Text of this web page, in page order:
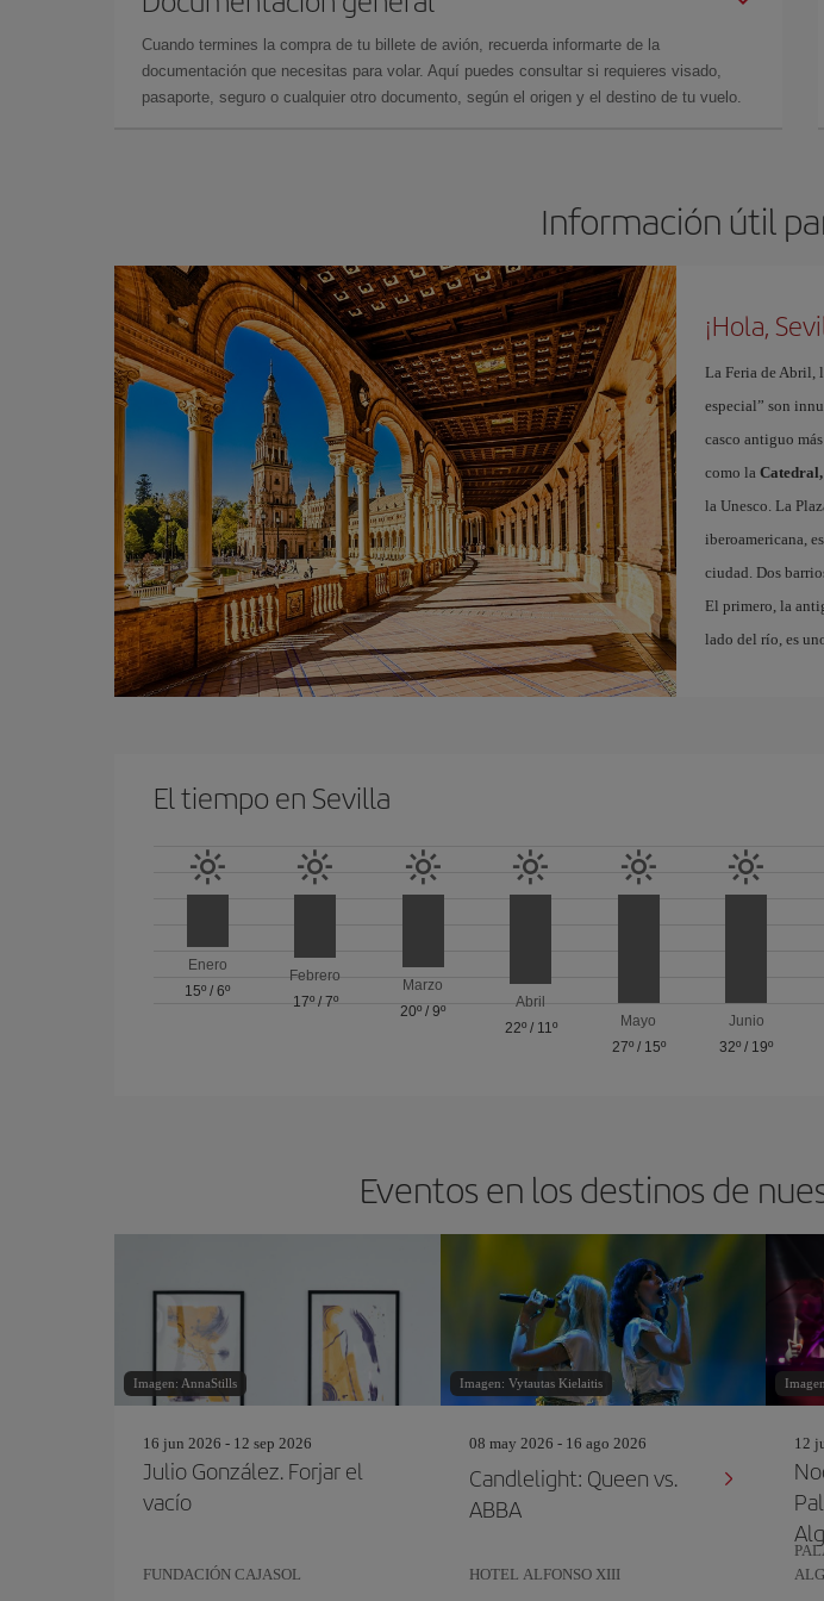
Cuando termines la compra de tu billete de avión, recuerda informarte de la
documentación que necesitas para volar. Aquí puedes consultar si requieres visado,
pasaporte, seguro o cualquier otro documento, según el origen y el destino de tu vuelo.
Información útil
¡Hola,
La Feria de Abril,
especial” son
casco antiguo
como la
la Unesco. La
iberoamericana,
ciudad. Dos
El primero, la
lado del río, es
El tiempo en Sevilla
Enero
15º /6º
Febrero
17º/ 7º
Marzo
20º /9º
Abril
22º/ 11º
Mayo
27º/ 15º
Junio
32º / 19º
Eventos en los destinos de
Imagen: AnnaStills
16 jun 2026 - 12 sep 2026
Julio González. Forjar el
vacío
FUNDACIÓN CAJASOL
Imagen: Vytautas Kielaitis
08 may 2026 - 16 ago 2026
Candlelight: Queen vs.
ABBA
HOTEL ALFONSO XIII
12